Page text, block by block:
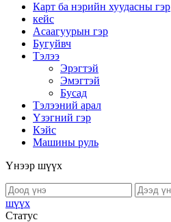
Карт ба нэрийн хуудасны гэр
кейс
Асаагуурын гэр
Бугуйвч
Тэлээ
Эрэгтэй
Эмэгтэй
Бусад
Тэлээний арал
Үзэгний гэр
Кэйс
Машины руль
Үнээр шүүх
шүүх
Статус